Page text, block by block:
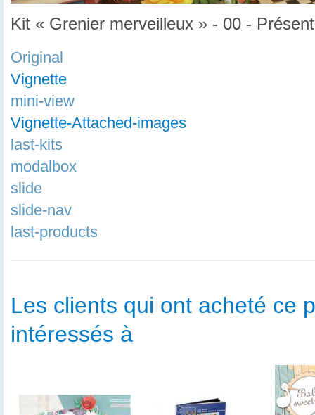
Kit « Grenier merveilleux » - 00 -
Original
Vignette
mini-view
Vignette-Attached-images
last-kits
modalbox
slide
slide-nav
last-products
Les clients qui ont acheté ce
intéressés à